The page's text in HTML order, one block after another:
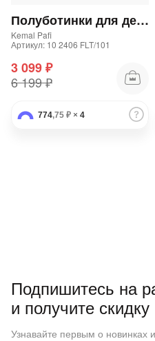
Полуботинки для девочки
Kemal Pafi
Артикул: 10 2406 FLT/101
3 099 ₽
6 199 ₽
774,75 ₽ × 4
Подпишитесь на
и получите
Узнавайте первым о новинках
8 800